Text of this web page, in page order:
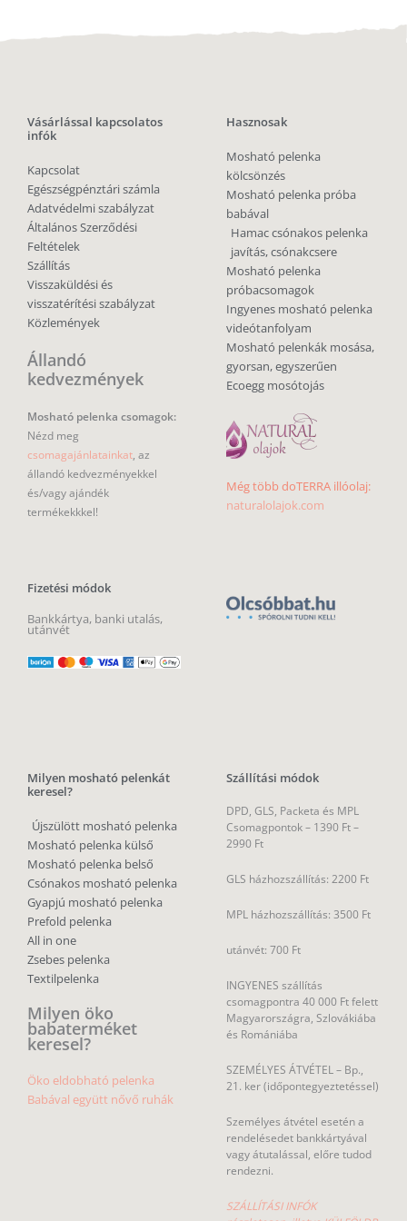
Vásárlással kapcsolatos
infók
Kapcsolat
Egészségpénztári számla
Adatvédelmi szabályzat
Általános Szerződési
Feltételek
Szállítás
Visszaküldési és
visszatérítési szabályzat
Közlemények
Állandó
kedvezmények
Mosható pelenka csomagok:
Nézd meg
csomagajánlatainkat, az
állandó kedvezményekkel
és/vagy ajándék
termékekkkel!
Fizetési módok
Bankkártya, banki utalás,
utánvét
Hasznosak
Mosható pelenka
kölcsönzés
Mosható pelenka próba
babával
Hamac csónakos pelenka
javítás, csónakcsere
Mosható pelenka
próbacsomagok
Ingyenes mosható pelenka
videótanfolyam
Mosható pelenkák mosása,
gyorsan, egyszerűen
Ecoegg mosótojás
Még több doTERRA illóolaj:
naturalolajok.com
Milyen mosható pelenkát
keresel?
Újszülött mosható pelenka
Mosható pelenka külső
Mosható pelenka belső
Csónakos mosható pelenka
Gyapjú mosható pelenka
Prefold pelenka
All in one
Zsebes pelenka
Textilpelenka
Milyen öko
babaterméket
keresel?
Öko eldobható pelenka
Babával együtt nővő ruhák
Szállítási módok
DPD, GLS, Packeta és MPL
Csomagpontok – 1390 Ft –
2990 Ft
GLS házhozszállítás: 2200 Ft
MPL házhozszállítás: 3500 Ft
utánvét: 700 Ft
INGYENES szállítás
csomagpontra 40 000 Ft felett
Magyarországra, Szlovákiába
és Romániába
SZEMÉLYES ÁTVÉTEL – Bp.,
21. ker (időpontegyeztetéssel)
Személyes átvétel esetén a
rendelésedet bankkártyával
vagy átutalással, előre tudod
rendezni.
SZÁLLÍTÁSI INFÓK